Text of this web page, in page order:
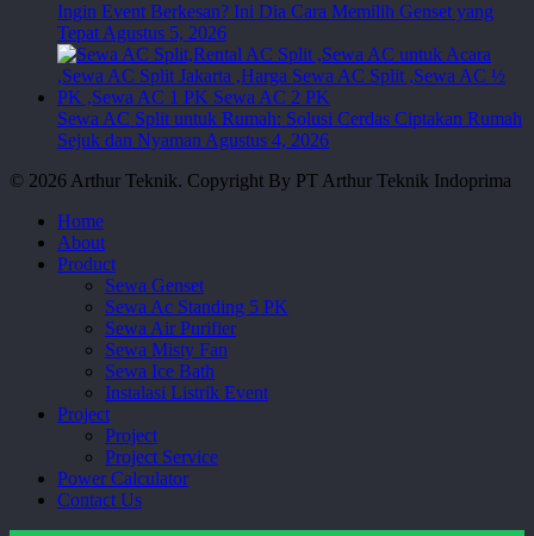
Ingin Event Berkesan? Ini Dia Cara Memilih Genset yang
Tepat Agustus 5, 2026
Sewa AC Split untuk Rumah: Solusi Cerdas Ciptakan Rumah
Sejuk dan Nyaman Agustus 4, 2026
© 2026 Arthur Teknik. Copyright By PT Arthur Teknik Indoprima
Close
Menu
Home
About
Product
Sewa Genset
Sewa Ac Standing 5 PK
Sewa Air Purifier
Sewa Misty Fan
Sewa Ice Bath
Instalasi Listrik Event
Project
Project
Project Service
Power Calculator
Contact Us